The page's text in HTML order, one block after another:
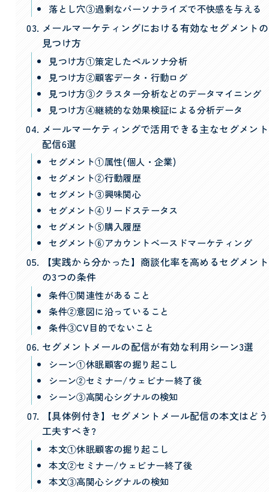
落とし穴③過剰なパーソナライズで不快感を与える
メールマーケティングにおける有効なセグメントの
見つけ方
見つけ方①策定したペルソナ分析
見つけ方②顧客データ・行動ログ
見つけ方③クラスター分析などのデータマイニング
見つけ方④継続的な効果検証による分析データ
メールマーケティングで活用できる主なセグメント
配信6選
セグメント①属性(個人・企業)
セグメント②行動履歴
セグメント③興味関心
セグメント④リードステータス
セグメント⑤購入履歴
セグメント⑥アカウントベースドマーケティング
【実践から分かった】商談化率を高めるセグメント
の3つの条件
条件①関連性があること
条件②意図に沿っていること
条件③CV目的でないこと
セグメントメールの配信が有効な利用シーン3選
シーン①休眠顧客の掘り起こし
シーン②セミナー/ウェビナー終了後
シーン③高関心シグナルの検知
【具体例付き】セグメントメール配信の本文はどう
工夫すべき?
本文①休眠顧客の掘り起こし
本文②セミナー/ウェビナー終了後
本文③高関心シグナルの検知